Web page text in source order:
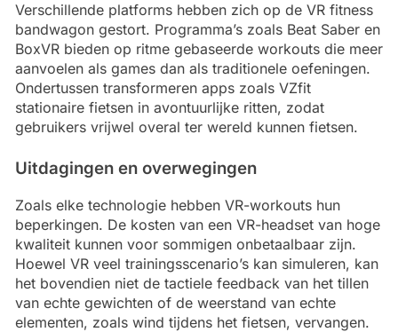
Verschillende platforms hebben zich op de VR fitness
bandwagon gestort. Programma’s zoals Beat Saber en
BoxVR bieden op ritme gebaseerde workouts die meer
aanvoelen als games dan als traditionele oefeningen.
Ondertussen transformeren apps zoals VZfit
stationaire fietsen in avontuurlijke ritten, zodat
gebruikers vrijwel overal ter wereld kunnen fietsen.
Uitdagingen en overwegingen
Zoals elke technologie hebben VR-workouts hun
beperkingen. De kosten van een VR-headset van hoge
kwaliteit kunnen voor sommigen onbetaalbaar zijn.
Hoewel VR veel trainingsscenario’s kan simuleren, kan
het bovendien niet de tactiele feedback van het tillen
van echte gewichten of de weerstand van echte
elementen, zoals wind tijdens het fietsen, vervangen.